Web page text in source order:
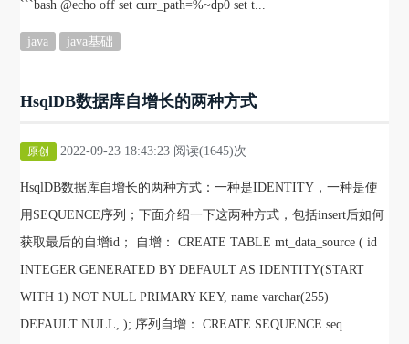
```bash @echo off set curr_path=%~dp0 set t...
java java基础
HsqlDB数据库自增长的两种方式
原创 2022-09-23 18:43:23 阅读(1645)次
HsqlDB数据库自增长的两种方式：一种是IDENTITY，一种是使
用SEQUENCE序列；下面介绍一下这两种方式，包括insert后如何
获取最后的自增id； 自增： CREATE TABLE mt_data_source ( id
INTEGER GENERATED BY DEFAULT AS IDENTITY(START
WITH 1) NOT NULL PRIMARY KEY, name varchar(255)
DEFAULT NULL, ); 序列自增： CREATE SEQUENCE seq